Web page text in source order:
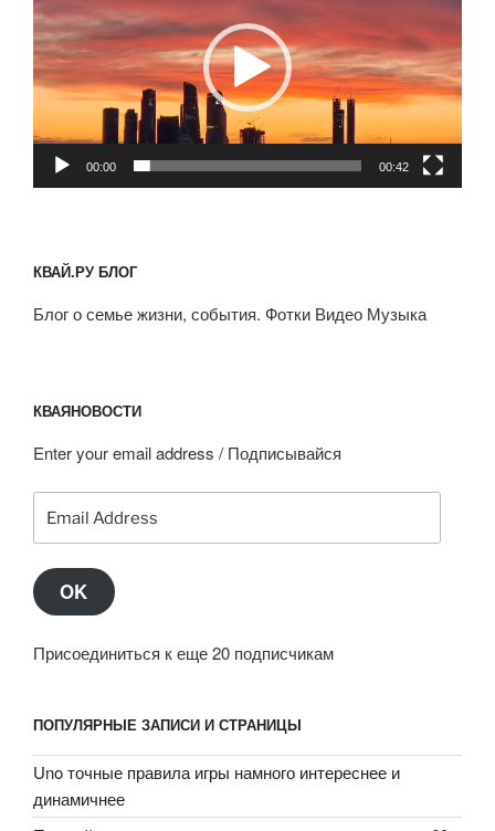
00:00 00:42
КВАЙ.РУ БЛОГ
Блог о семье жизни, события. Фотки Видео Музыка
КВАЯНОВОСТИ
Enter your email address / Подписывайся
Address
OK
Присоединиться к еще 20 подписчикам
ПОПУЛЯРНЫЕ ЗАПИСИ И СТРАНИЦЫ
Uno точные правила игры намного интереснее и
динамичнее